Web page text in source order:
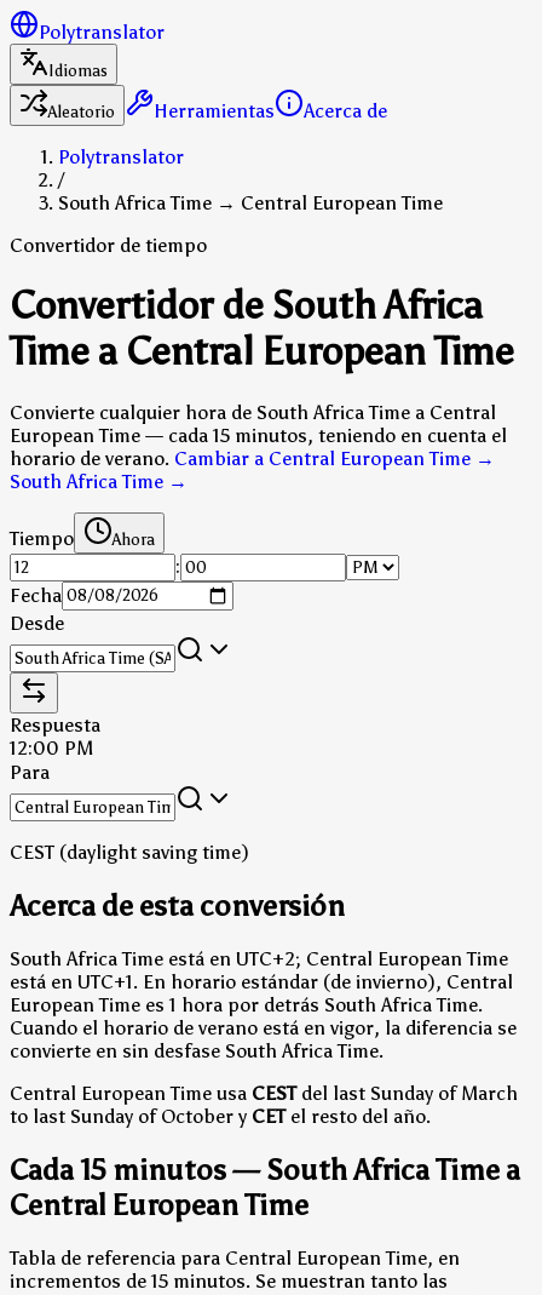
Polytranslator
Idiomas
Aleatorio
Herramientas
Acerca de
Polytranslator
/
South Africa Time → Central European Time
Convertidor de tiempo
Convertidor de South Africa
Time a Central European Time
Convierte cualquier hora de South Africa Time a Central
European Time — cada 15 minutos, teniendo en cuenta el
horario de verano. Cambiar a Central European Time →
South Africa Time →
Tiempo Ahora
:
Fecha
Desde
Respuesta
12:00 PM
Para
CEST (daylight saving time)
Acerca de esta conversión
South Africa Time está en UTC+2; Central European Time
está en UTC+1. En horario estándar (de invierno), Central
European Time es 1 hora por detrás South Africa Time.
Cuando el horario de verano está en vigor, la diferencia se
convierte en sin desfase South Africa Time.
Central European Time usa CESTdel last Sunday of March
to last Sunday of October y CETel resto del año.
Cada 15 minutos — South Africa Time a
Central European Time
Tabla de referencia para Central European Time, en
incrementos de 15 minutos. Se muestran tanto las